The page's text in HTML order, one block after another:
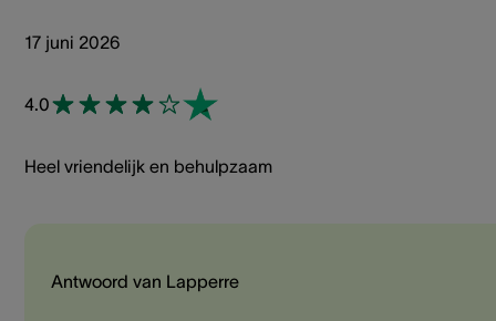
17 juni 2026
4.0
Heel vriendelijk en behulpzaam
Antwoord van Lapperre